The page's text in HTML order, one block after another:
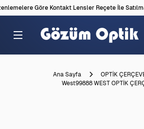
Göre Kontakt Lensler Reçete İle
Ana Sayfa
OPTİK
West99888 WEST OPTİK